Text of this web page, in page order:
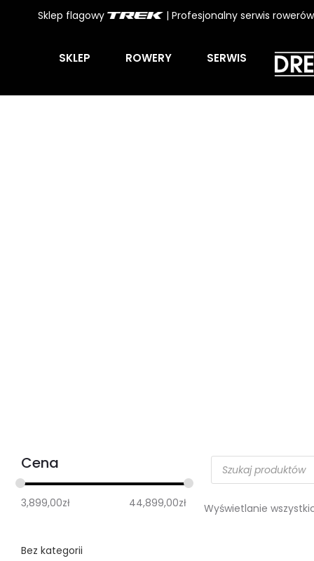
Sklep flagowy | Profesjonalny serwis
SKLEP ROWERY SERWIS
Cena
3,899,00zł 44,899,00zł
Bez kategorii
Wyświetlanie